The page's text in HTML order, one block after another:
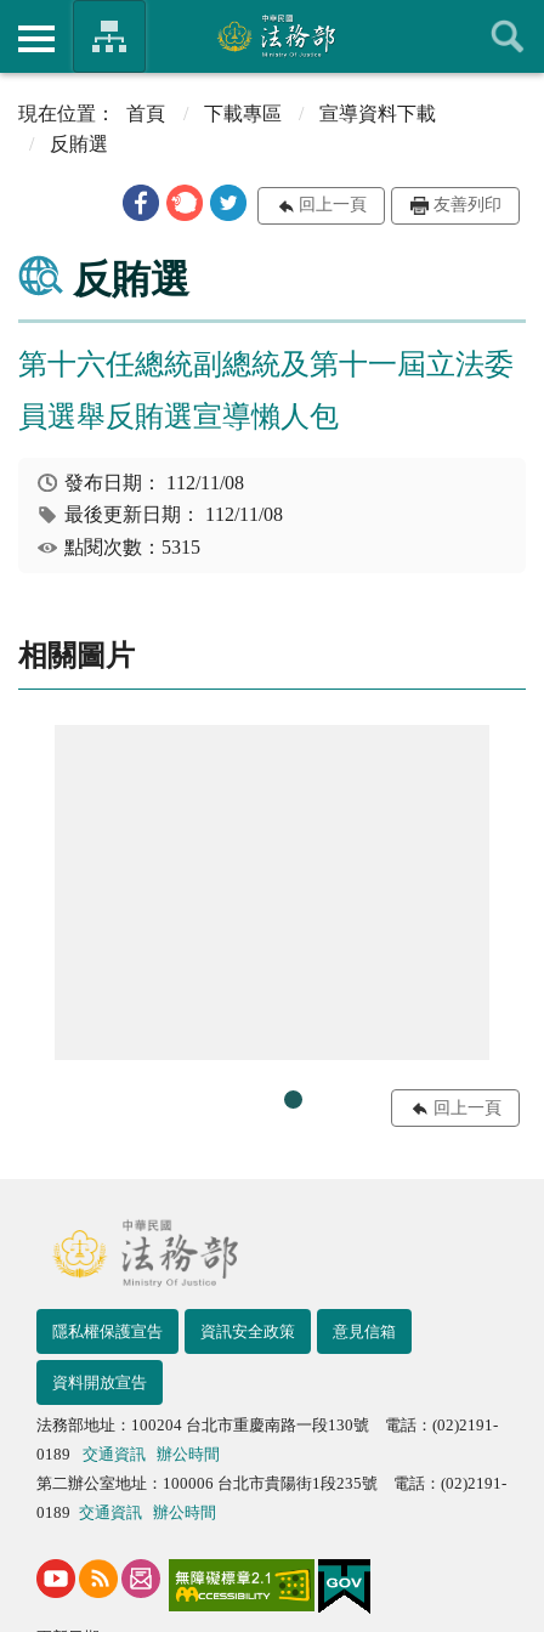
首頁 下載專區
宣導資料下載
反賄選
回上一頁 友善列印
反賄選
第十六任總統副總統及第十一屆立法委
員選舉反賄選宣導懶人包
發布日期： 112/11/08
最後更新日期： 112/11/08
點閱次數：5315
相關圖片
回上一頁
隱私權保護宣告 資訊安全政策 意見信箱
資料開放宣告
法務部地址：100204 台北市重慶南路一段130號 電話：(02)2191-
0189
交通資訊
辦公時間
第二辦公室地址：100006 台北市貴陽街1段235號 電話：(02)2191-
0189 交通資訊 辦公時間